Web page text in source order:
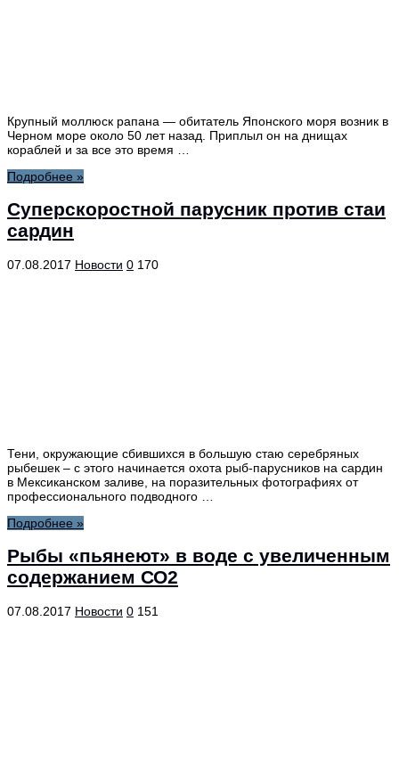
Крупный моллюск рапана — обитатель Японского моря возник в
Черном море около 50 лет назад. Приплыл он на днищах
кораблей и за все это время …
Подробнее »
Суперскоростной парусник против стаи
сардин
07.08.2017 Новости 0 170
Тени, окружающие сбившихся в большую стаю серебряных
рыбешек – с этого начинается охота рыб-парусников на сардин
в Мексиканском заливе, на поразительных фотографиях от
профессионального подводного …
Подробнее »
Рыбы «пьянеют» в воде с увеличенным
содержанием СО2
07.08.2017 Новости 0 151